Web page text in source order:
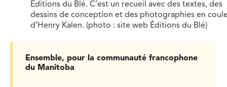
Éditions du Blé. C’est un recueil avec des textes, des
dessins de conception et des photographies en
d’Henry Kalen. (photo : site web Éditions du Blé)
Ensemble, pour la communauté francophone
du Manitoba